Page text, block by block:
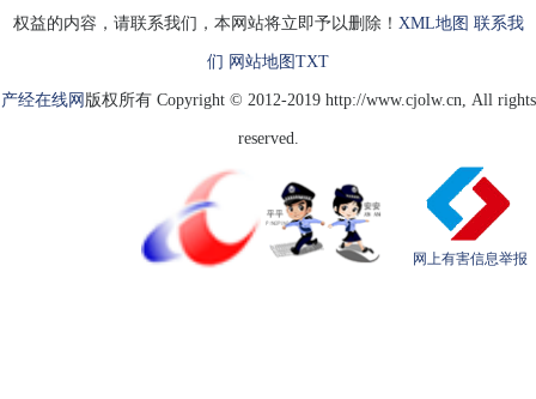
权益的内容，请联系我们，本网站将立即予以删除！ XML地图 联系我
们 网站地图 TXT
产经在线网 版权所有 Copyright © 2012-2019 http://www.cjolw.cn, All rights
reserved.
网上有害信息举报